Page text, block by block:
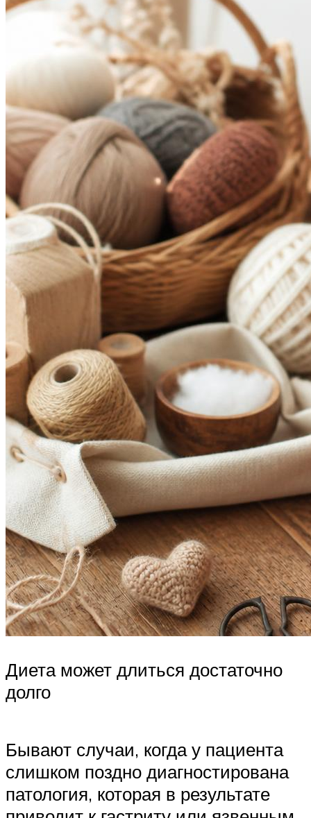
Диета может длиться достаточно
долго
Бывают случаи, когда у пациента
слишком поздно диагностирована
патология, которая в результате